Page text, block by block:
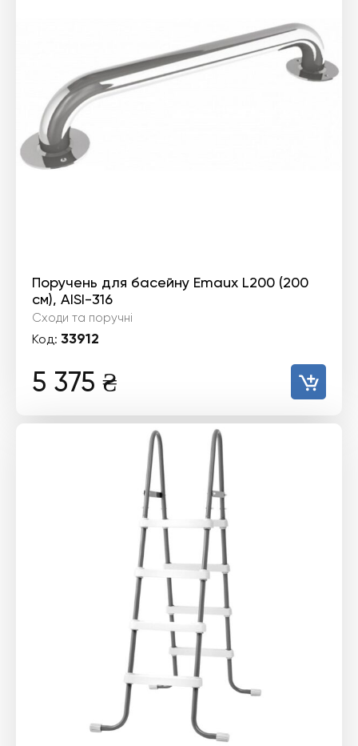
Поручень для басейну Emaux L200 (200
см), AISI-316
Сходи та поручні
Код: 33912
5 375 ₴